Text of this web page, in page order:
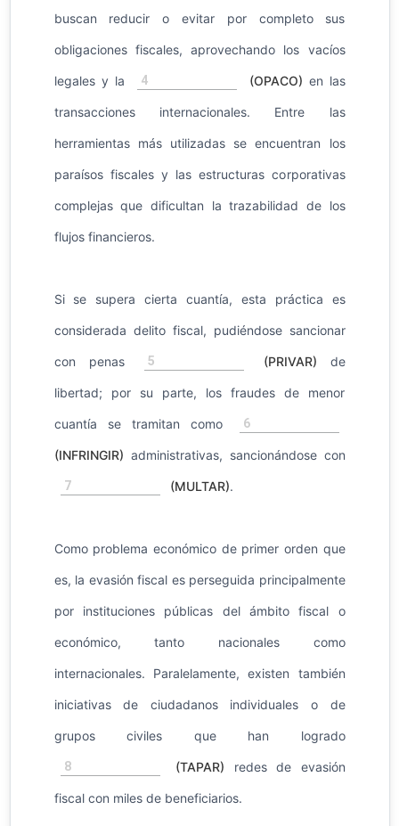
buscan reducir o evitar por completo sus
obligaciones fiscales, aprovechando los vacíos
legales y la 4 (OPACO) en las
transacciones internacionales. Entre las
herramientas más utilizadas se encuentran los
paraísos fiscales y las estructuras corporativas
complejas que dificultan la trazabilidad de los
flujos financieros.
Si se supera cierta cuantía, esta práctica es
considerada delito fiscal, pudiéndose sancionar
con penas 5 (PRIVAR) de
libertad; por su parte, los fraudes de menor
cuantía se tramitan como 6
(INFRINGIR) administrativas, sancionándose con
7 (MULTAR).
Como problema económico de primer orden que
es, la evasión fiscal es perseguida principalmente
por instituciones públicas del ámbito fiscal o
económico, tanto nacionales como
internacionales. Paralelamente, existen también
iniciativas de ciudadanos individuales o de
grupos civiles que han logrado
8 (TAPAR) redes de evasión
fiscal con miles de beneficiarios.